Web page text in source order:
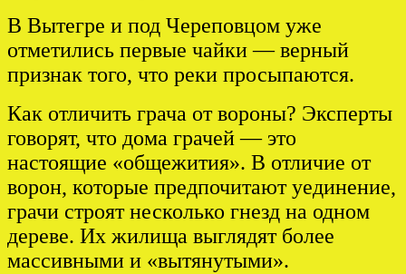
В Вытегре и под Череповцом уже
отметились первые чайки — верный
признак того, что реки просыпаются.
Как отличить грача от вороны? Эксперты
говорят, что дома грачей — это
настоящие «общежития». В отличие от
ворон, которые предпочитают уединение,
грачи строят несколько гнезд на одном
дереве. Их жилища выглядят более
массивными и «вытянутыми».